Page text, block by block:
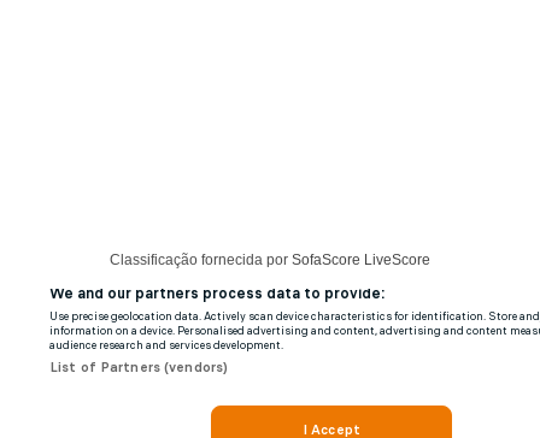
Classificação fornecida por SofaScore LiveScore